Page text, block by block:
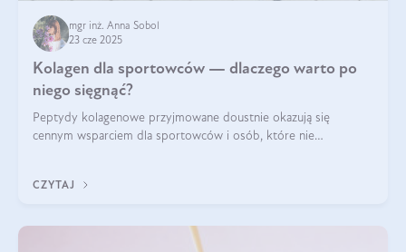
mgr inż. Anna Sobol
23 cze 2025
Kolagen dla sportowców — dlaczego warto po
niego sięgnąć?
Peptydy kolagenowe przyjmowane doustnie okazują się
cennym wsparciem dla sportowców i osób, które nie
CZYTAJ